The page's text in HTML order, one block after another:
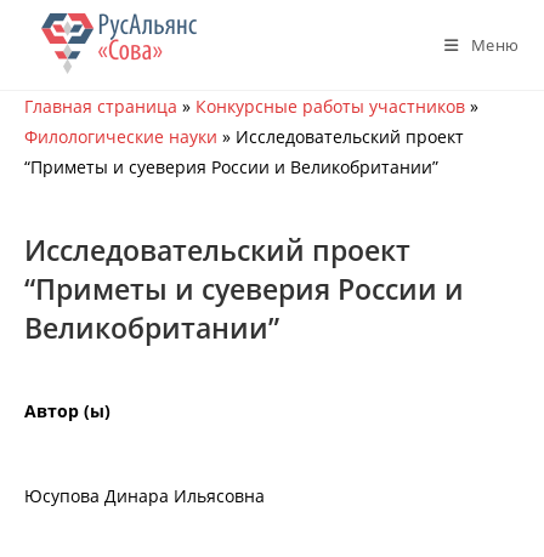
Перейти
содержимому
Меню
Главная страница » Конкурсные работы участников »
Филологические науки » Исследовательский проект
“Приметы и суеверия России и Великобритании”
Исследовательский проект
“Приметы и суеверия России и
Великобритании”
Автор (ы)
Юсупова Динара Ильясовна